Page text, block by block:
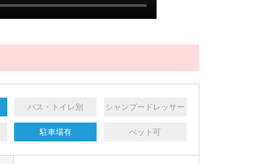
バス・トイレ別 シャンプードレッサー
駐車場有 ぺット可